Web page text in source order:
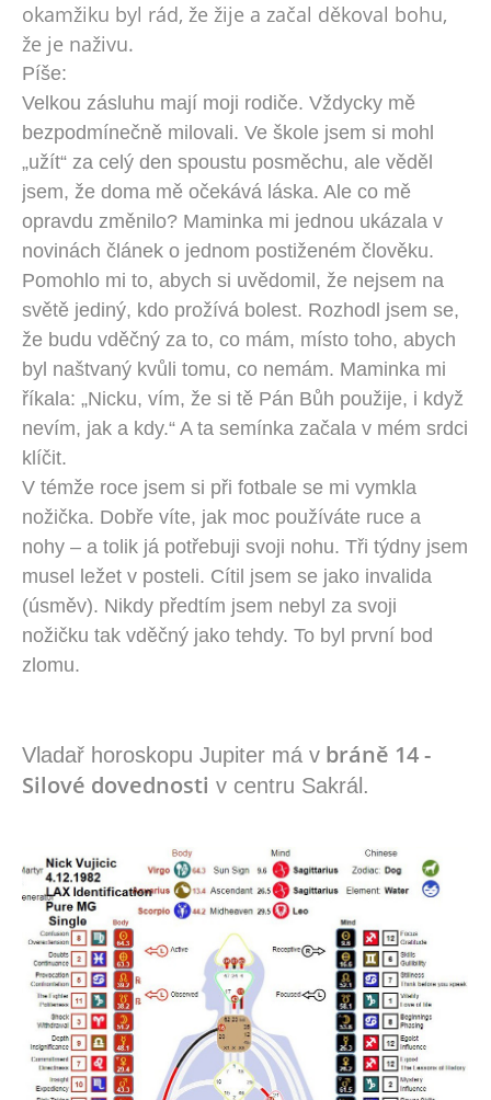
okamžiku byl rád, že žije a začal děkoval bohu,
že je naživu.
Píše:
Velkou zásluhu mají moji rodiče. Vždycky mě
bezpodmínečně milovali. Ve škole jsem si mohl
„užít“ za celý den spoustu posměchu, ale věděl
jsem, že doma mě očekává láska. Ale co mě
opravdu změnilo? Maminka mi jednou ukázala v
novinách článek o jednom postiženém člověku.
Pomohlo mi to, abych si uvědomil, že nejsem na
světě jediný, kdo prožívá bolest. Rozhodl jsem se,
že budu vděčný za to, co mám, místo toho, abych
byl naštvaný kvůli tomu, co nemám. Maminka mi
říkala: „Nicku, vím, že si tě Pán Bůh použije, i když
nevím, jak a kdy.“ A ta semínka začala v mém srdci
klíčit.
V témže roce jsem si při fotbale se mi vymkla
nožička. Dobře víte, jak moc používáte ruce a
nohy – a tolik já potřebuji svoji nohu. Tři týdny jsem
musel ležet v posteli. Cítil jsem se jako invalida
(úsměv). Nikdy předtím jsem nebyl za svoji
nožičku tak vděčný jako tehdy. To byl první bod
zlomu.
Vladař horoskopu Jupiter má v bráně 14 -
Silové dovednosti v centru Sakrál.